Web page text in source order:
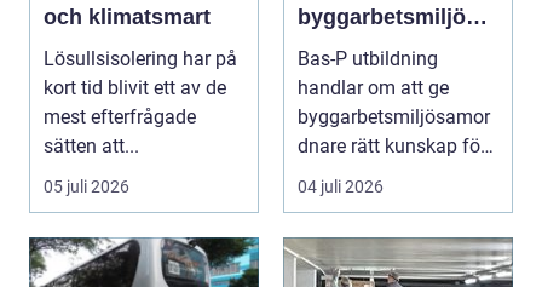
och klimatsmart
Lösullsisolering har på
kort tid blivit ett av de
mest efterfrågade
sätten att...
05 juli 2026
byggarbetsmiljösa
mordnare?
Bas-P utbildning
handlar om att ge
byggarbetsmiljösamor
dnare rätt kunskap för
att pla...
04 juli 2026